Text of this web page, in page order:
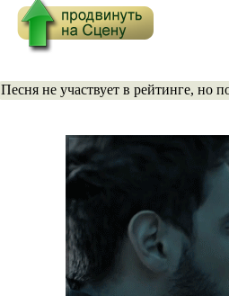
Песня не участвует в рейтинге, но